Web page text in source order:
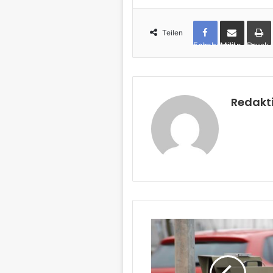
Teilen
Facebook per Mail teilen Drucken